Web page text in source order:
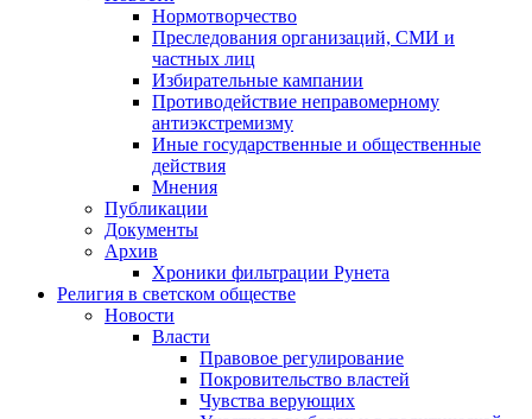
Нормотворчество
Преследования организаций, СМИ и
частных лиц
Избирательные кампании
Противодействие неправомерному
антиэкстремизму
Иные государственные и общественные
действия
Мнения
Публикации
Документы
Архив
Хроники фильтрации Рунета
Религия в светском обществе
Новости
Власти
Правовое регулирование
Покровительство властей
Чувства верующих